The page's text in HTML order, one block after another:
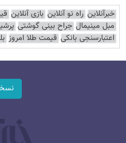
خبرآنلاین راه نو آنلاین بازی آنلاین
مبل مینیمال جراح بینی گوشتی
اعتبارسنجی بانکی قیمت طلا امروز